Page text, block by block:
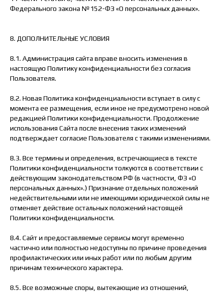
Федерального закона №152-ФЗ «О персональных данных».
8. ДОПОЛНИТЕЛЬНЫЕ УСЛОВИЯ
8.1. Администрация сайта вправе вносить изменения в
настоящую Политику конфиденциальности без согласия
Пользователя.
8.2. Новая Политика конфиденциальности вступает в силу с
момента ее размещения, если иное не предусмотрено новой
редакцией Политики конфиденциальности. Продолжение
использования Сайта после внесения таких изменений
подтверждает согласие Пользователя с такими изменениями.
8.3. Все термины и определения, встречающиеся в тексте
Политики конфиденциальности толкуются в соответствии с
действующим законодательством РФ (в частности, ФЗ «О
персональных данных».) Признание отдельных положений
недействительными или не имеющими юридической силы не
отменяет действие остальных положений настоящей
Политики конфиденциальности.
8.4. Сайт и предоставляемые сервисы могут временно
частично или полностью недоступны по причине проведения
профилактических или иных работ или по любым другим
причинам технического характера.
8.5. Все возможные споры, вытекающие из отношений,